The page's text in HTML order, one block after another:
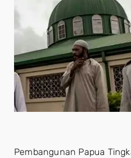
Pembangunan Papua